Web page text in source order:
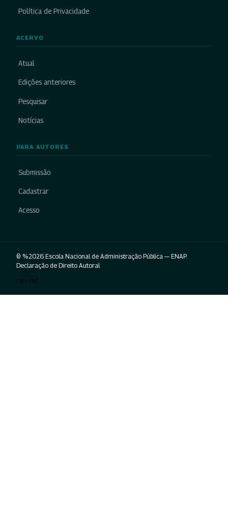
Política de Privacidade
ACERVO
Atual
Edições anteriores
Pesquisar
Notícias
PARA AUTORES
Submissão
Cadastrar
Acesso
© %2026 Escola Nacional de Administração Pública — ENAP.
Declaração de Direito Autoral